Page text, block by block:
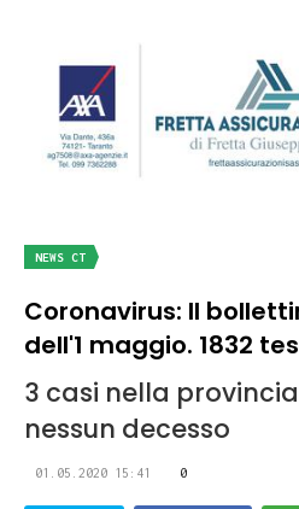
NEWS CT
Coronavirus: Il
dell'1 maggio. 1832
3 casi nella
nessun decesso
01.05.2020 15:41 0